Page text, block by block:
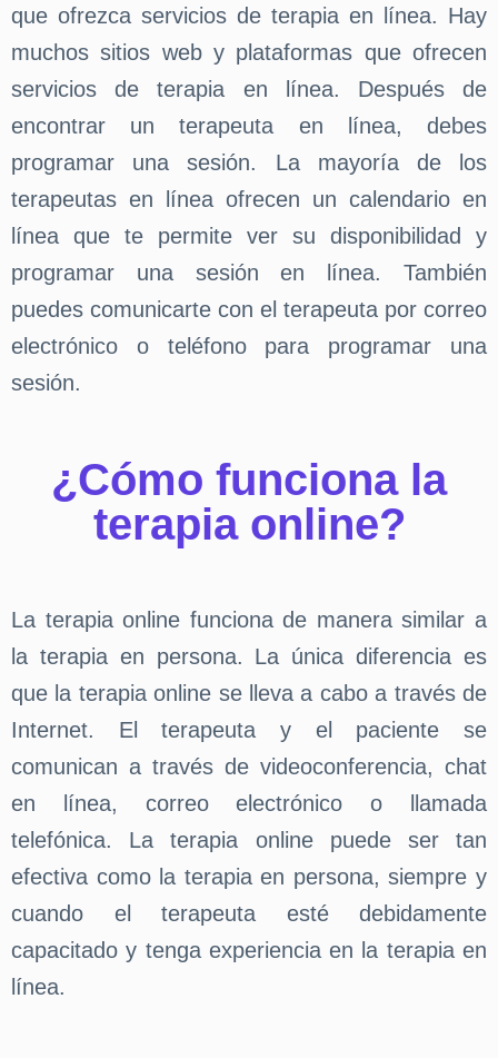
que ofrezca servicios de terapia en línea. Hay
muchos sitios web y plataformas que ofrecen
servicios de terapia en línea. Después de
encontrar un terapeuta en línea, debes
programar una sesión. La mayoría de los
terapeutas en línea ofrecen un calendario en
línea que te permite ver su disponibilidad y
programar una sesión en línea. También
puedes comunicarte con el terapeuta por correo
electrónico o teléfono para programar una
sesión.
¿Cómo funciona la
terapia online?
La terapia online funciona de manera similar a
la terapia en persona. La única diferencia es
que la terapia online se lleva a cabo a través de
Internet. El terapeuta y el paciente se
comunican a través de videoconferencia, chat
en línea, correo electrónico o llamada
telefónica. La terapia online puede ser tan
efectiva como la terapia en persona, siempre y
cuando el terapeuta esté debidamente
capacitado y tenga experiencia en la terapia en
línea.